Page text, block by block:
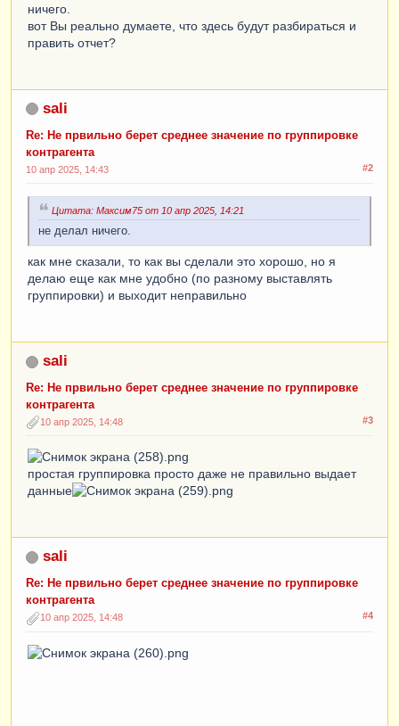
ничего.
вот Вы реально думаете, что здесь будут разбираться и
править отчет?
sali
Re: Не првильно берет среднее значение по группировке
контрагента
#2
10 апр 2025, 14:43
Цитата: Максим75 от 10 апр 2025, 14:21
не делал ничего.
как мне сказали, то как вы сделали это хорошо, но я
делаю еще как мне удобно (по разному выставлять
группировки) и выходит неправильно
sali
Re: Не првильно берет среднее значение по группировке
контрагента
#3
10 апр 2025, 14:48
простая группировка просто даже не правильно выдает
данные
sali
Re: Не првильно берет среднее значение по группировке
контрагента
#4
10 апр 2025, 14:48